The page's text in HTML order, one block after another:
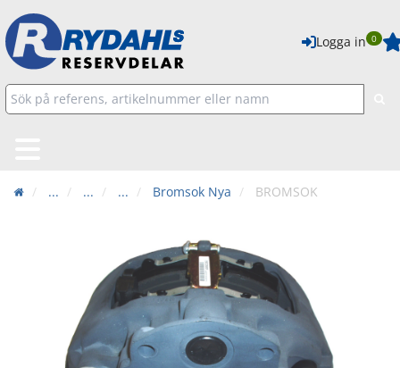
Logga in 0
... ... ... Bromsok Nya BROMSOK